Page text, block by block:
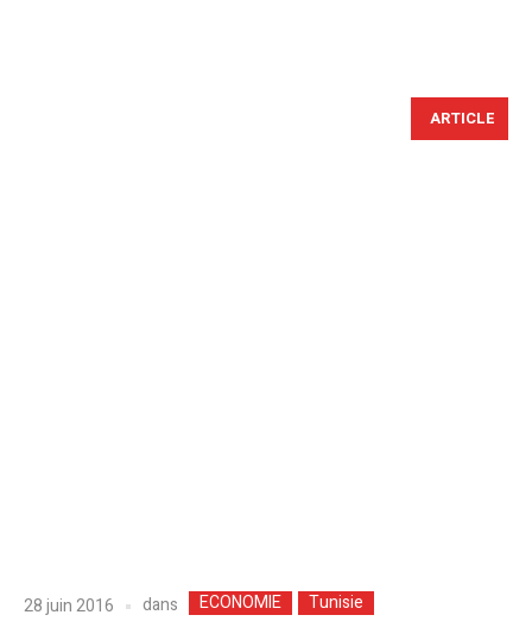
ARTICLE
28 juin 2016 dans ECONOMIE Tunisie